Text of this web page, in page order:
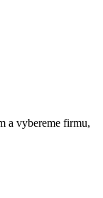
a vybereme firmu,